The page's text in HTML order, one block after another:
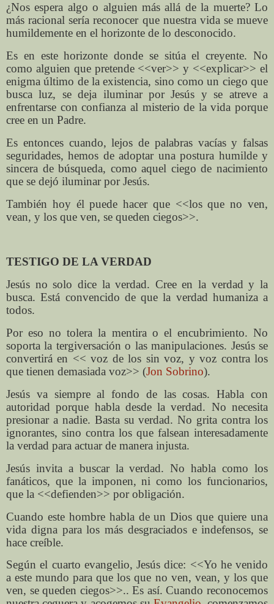
¿Nos espera algo o alguien más allá de la muerte? Lo
más racional sería reconocer que nuestra vida se mueve
humildemente en el horizonte de lo desconocido.
Es en este horizonte donde se sitúa el creyente. No
como alguien que pretende <<ver>> y <<explicar>> el
enigma último de la existencia, sino como un ciego que
busca luz, se deja iluminar por Jesús y se atreve a
enfrentarse con confianza al misterio de la vida porque
cree en un Padre.
Es entonces cuando, lejos de palabras vacías y falsas
seguridades, hemos de adoptar una postura humilde y
sincera de búsqueda, como aquel ciego de nacimiento
que se dejó iluminar por Jesús.
También hoy él puede hacer que <<los que no ven,
vean, y los que ven, se queden ciegos>>.
TESTIGO DE LA VERDAD
Jesús no solo dice la verdad. Cree en la verdad y la
busca. Está convencido de que la verdad humaniza a
todos.
Por eso no tolera la mentira o el encubrimiento. No
soporta la tergiversación o las manipulaciones. Jesús se
convertirá en << voz de los sin voz, y voz contra los
que tienen demasiada voz>> (Jon Sobrino).
Jesús va siempre al fondo de las cosas. Habla con
autoridad porque habla desde la verdad. No necesita
presionar a nadie. Basta su verdad. No grita contra los
ignorantes, sino contra los que falsean interesadamente
la verdad para actuar de manera injusta.
Jesús invita a buscar la verdad. No habla como los
fanáticos, que la imponen, ni como los funcionarios,
que la <<defienden>> por obligación.
Cuando este hombre habla de un Dios que quiere una
vida digna para los más desgraciados e indefensos, se
hace creíble.
Según el cuarto evangelio, Jesús dice: <<Yo he venido
a este mundo para que los que no ven, vean, y los que
ven, se queden ciegos>>.. Es así. Cuando reconocemos